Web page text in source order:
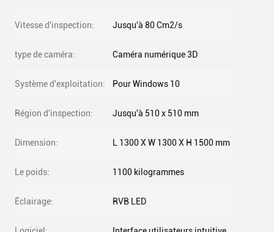
Vitesse d'inspection: Jusqu'à 80 Cm2/s
type de caméra: Caméra numérique 3D
Système d'exploitation: Pour Windows 10
Région d'inspection: Jusqu'à 510 x 510 mm
Dimension: L 1300 X W 1300 X H 1500 mm
Le poids: 1100 kilogrammes
Éclairage: RVB LED